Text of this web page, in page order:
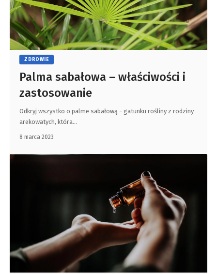
ZDROWIE
Palma sabałowa – właściwości i
zastosowanie
Odkryj wszystko o palme sabałową - gatunku rośliny z rodziny
arekowatych, która…
8 marca 2023